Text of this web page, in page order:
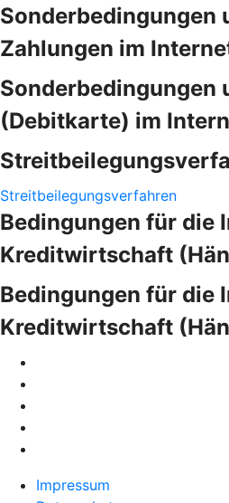
Sonderbedingungen
Zahlungen im
Sonderbedingungen
(Debitkarte) im
Streitbeilegungsverfahren
Bedingungen für die
Kreditwirtschaft
Bedingungen für die
Kreditwirtschaft
Impressum